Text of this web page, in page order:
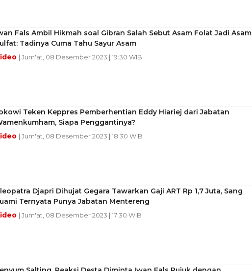
Fals Ambil Hikmah soal Gibran Salah Sebut Asam Folat Jadi Asam
Tadinya Cuma Tahu Sayur Asam
| Jum'at, 08 Desember 2023 | 19:30 WIB
Teken Keppres Pemberhentian Eddy Hiariej dari Jabatan
Siapa Penggantinya?
| Jum'at, 08 Desember 2023 | 18:30 WIB
Djapri Dihujat Gegara Tawarkan Gaji ART Rp 1,7 Juta, Sang
Ternyata Punya Jabatan Mentereng
| Jum'at, 08 Desember 2023 | 17:30 WIB